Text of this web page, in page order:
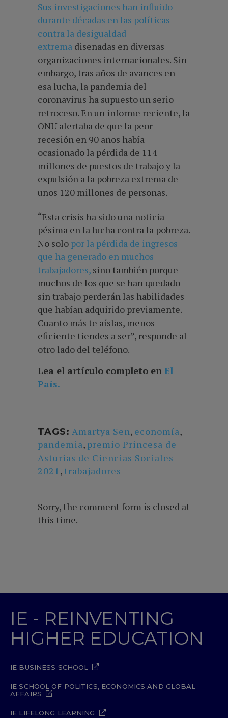
Sus investigaciones han influido
durante décadas en las políticas
contra la desigualdad
extrema diseñadas en diversas
organizaciones internacionales. Sin
embargo, tras años de avances en
esa lucha, la pandemia del
coronavirus ha supuesto un serio
retroceso. En un informe reciente, la
ONU alertaba de que la peor
recesión en 90 años había
ocasionado la pérdida de 114
millones de puestos de trabajo y la
expulsión a la pobreza extrema de
unos 120 millones de personas.
“Esta crisis ha sido una noticia
pésima en la lucha contra la pobreza.
No solo por la pérdida de ingresos
que ha generado en muchos
trabajadores, sino también porque
muchos de los que se han quedado
sin trabajo perderán las habilidades
que habían adquirido previamente.
Cuanto más te aíslas, menos
eficiente tiendes a ser”, responde al
otro lado del teléfono.
Lea el artículo completo en El
País.
TAGS: Amartya Sen, economía,
pandemia, premio Princesa de
Asturias de Ciencias Sociales
2021, trabajadores
Sorry, the comment form is closed at
this time.
IE - REINVENTING
HIGHER EDUCATION
IE BUSINESS SCHOOL
IE SCHOOL OF POLITICS, ECONOMICS AND GLOBAL
AFFAIRS
IE LIFELONG LEARNING